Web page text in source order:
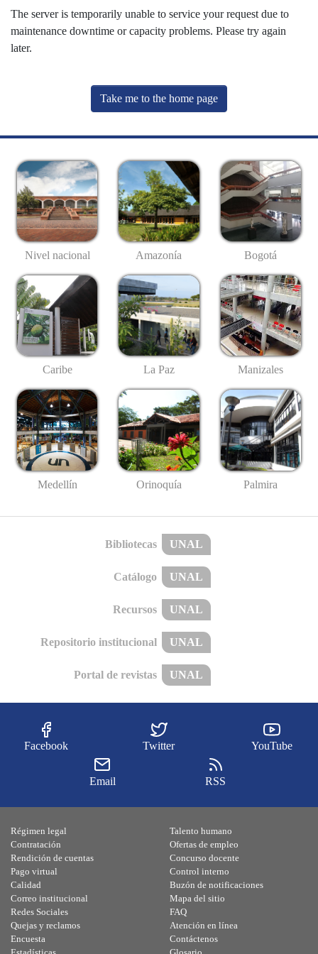
The server is temporarily unable to service your request due to
maintenance downtime or capacity problems. Please try again
later.
Take me to the home page
Nivel nacional Amazonía Bogotá
Caribe La Paz Manizales
Medellín Orinoquía Palmira
Bibliotecas UNAL
Catálogo UNAL
Recursos UNAL
Repositorio institucional UNAL
Portal de revistas UNAL
Facebook Twitter YouTube
Email RSS
Régimen legal
Contratación
Rendición de cuentas
Pago virtual
Calidad
Talento humano
Ofertas de empleo
Concurso docente
Control interno
Buzón de notificaciones
Correo institucional
Redes Sociales
Quejas y reclamos
Encuesta
Mapa del sitio
FAQ
Atención en línea
Contáctenos